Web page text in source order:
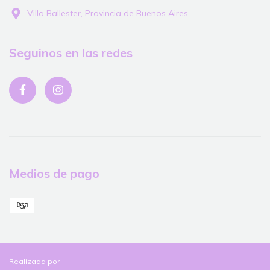
Villa Ballester, Provincia de Buenos Aires
Seguinos en las redes
Medios de pago
Realizada por